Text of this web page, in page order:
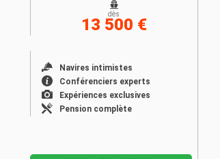
Navires intimistes
Conférenciers experts
Expériences exclusives
Pension complète
dès
13 500 €